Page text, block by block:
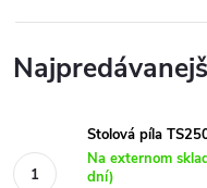
Stolová píla
Na externom
dní)